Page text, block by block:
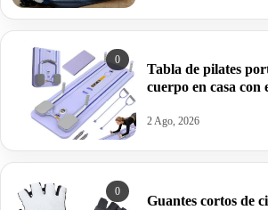
0
Tabla de pilates
cuerpo en casa con
2 Ago, 2026
0
Guantes cortos de